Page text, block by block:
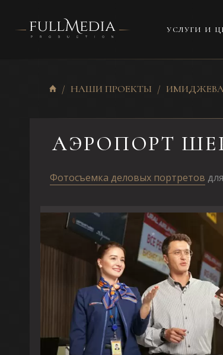
УСЛУГИ И
НАШИ ПРОЕКТЫ
АЭРОПОРТ
Фотосъемка деловых портретов